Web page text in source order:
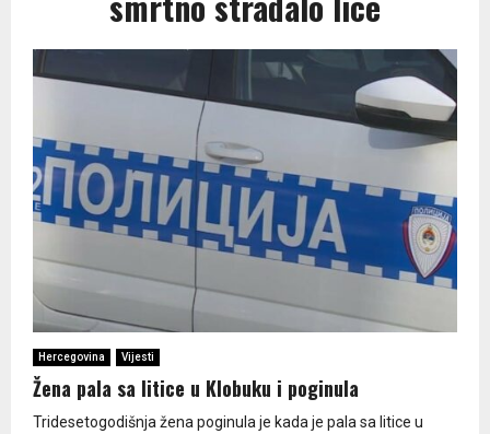
Hercegovina Vijesti
Žena pala sa litice u Klobuku i poginula
Tridesetogodišnja žena poginula je kada je pala sa litice u